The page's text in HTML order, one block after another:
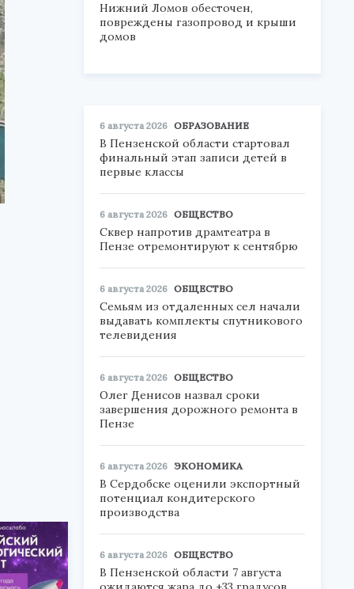
Нижний Ломов обесточен,
повреждены газопровод и крыши
домов
6 августа 2026 ОБРАЗОВАНИЕ
В Пензенской области стартовал
финальный этап записи детей в
первые классы
6 августа 2026 ОБЩЕСТВО
Сквер напротив драмтеатра в
Пензе отремонтируют к сентябрю
6 августа 2026 ОБЩЕСТВО
Семьям из отдаленных сел начали
выдавать комплекты спутникового
телевидения
6 августа 2026 ОБЩЕСТВО
Олег Денисов назвал сроки
завершения дорожного ремонта в
Пензе
6 августа 2026 ЭКОНОМИКА
В Сердобске оценили экспортный
потенциал кондитерского
производства
6 августа 2026 ОБЩЕСТВО
В Пензенской области 7 августа